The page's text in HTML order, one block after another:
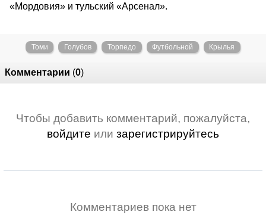
«Мордовия» и тульский «Арсенал».
Томи Голубов Торпедо Футбольной Крылья
Комментарии (0)
Чтобы добавить комментарий, пожалуйста,
войдите или зарегистрируйтесь
Комментариев пока нет